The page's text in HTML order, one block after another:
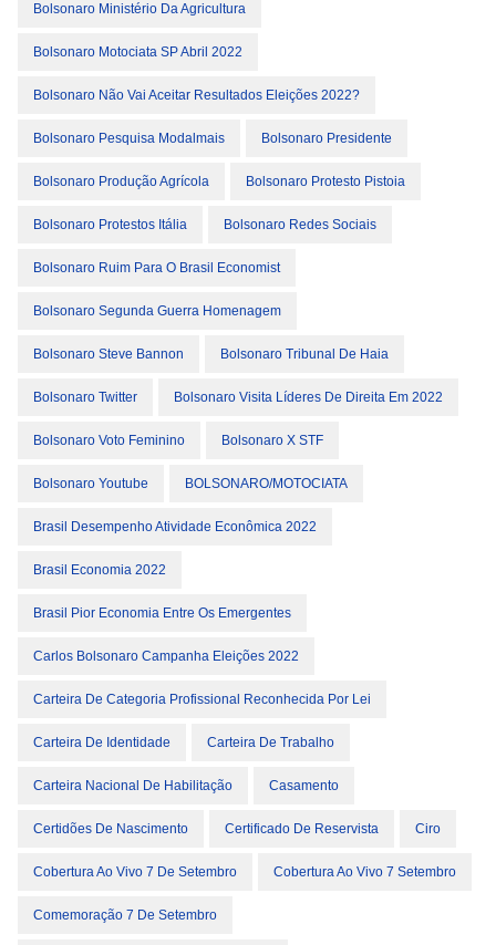
Bolsonaro Ministério Da Agricultura
Bolsonaro Motociata SP Abril 2022
Bolsonaro Não Vai Aceitar Resultados Eleições 2022?
Bolsonaro Pesquisa Modalmais Bolsonaro Presidente
Bolsonaro Produção Agrícola Bolsonaro Protesto Pistoia
Bolsonaro Protestos Itália Bolsonaro Redes Sociais
Bolsonaro Ruim Para O Brasil Economist
Bolsonaro Segunda Guerra Homenagem
Bolsonaro Steve Bannon Bolsonaro Tribunal De Haia
Bolsonaro Twitter Bolsonaro Visita Líderes De Direita Em 2022
Bolsonaro Voto Feminino Bolsonaro X STF
Bolsonaro Youtube BOLSONARO/MOTOCIATA
Brasil Desempenho Atividade Econômica 2022
Brasil Economia 2022
Brasil Pior Economia Entre Os Emergentes
Carlos Bolsonaro Campanha Eleições 2022
Carteira De Categoria Profissional Reconhecida Por Lei
Carteira De Identidade Carteira De Trabalho
Carteira Nacional De Habilitação Casamento
Certidões De Nascimento Certificado De Reservista Ciro
Cobertura Ao Vivo 7 De Setembro Cobertura Ao Vivo 7 Setembro
Comemoração 7 De Setembro